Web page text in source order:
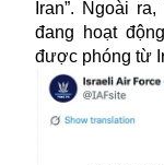
Iran”. Ngoài
đang hoạt
được phóng từ